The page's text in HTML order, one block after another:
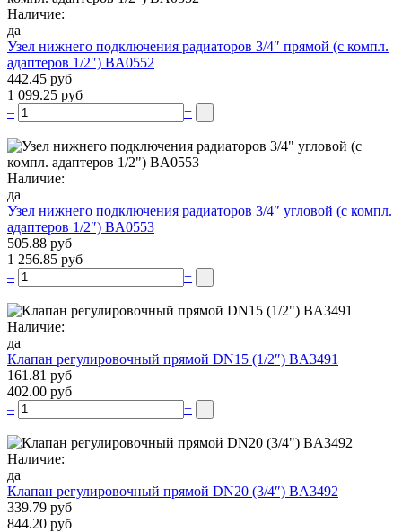
Наличие:
да
Узел нижнего подключения радиаторов 3/4″ прямой (c компл.
адаптеров 1/2″) BA0552
442.45 руб
1 099.25 руб
–
+
Наличие:
да
Узел нижнего подключения радиаторов 3/4″ угловой (c компл.
адаптеров 1/2″) BA0553
505.88 руб
1 256.85 руб
–
+
Наличие:
да
Клапан регулировочный прямой DN15 (1/2″) BA3491
161.81 руб
402.00 руб
–
+
Наличие:
да
Клапан регулировочный прямой DN20 (3/4″) BA3492
339.79 руб
844.20 руб